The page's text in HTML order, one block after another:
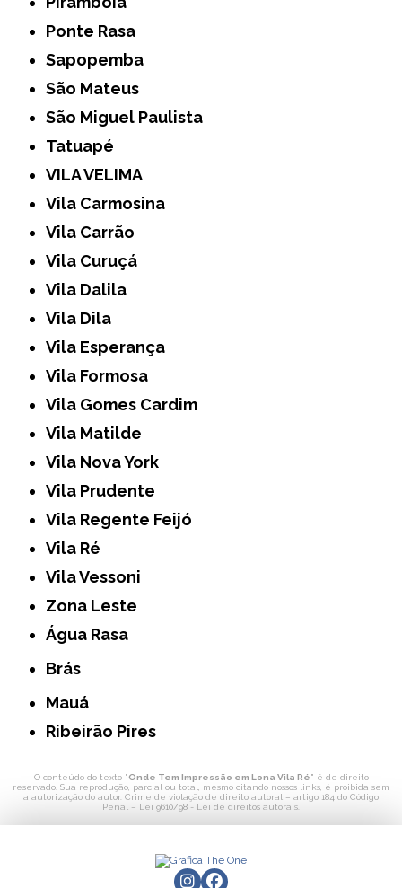
Ponte Rasa
Sapopemba
São Mateus
São Miguel Paulista
Tatuapé
VILA VELIMA
Vila Carmosina
Vila Carrão
Vila Curuçá
Vila Dalila
Vila Dila
Vila Esperança
Vila Formosa
Vila Gomes Cardim
Vila Matilde
Vila Nova York
Vila Prudente
Vila Regente Feijó
Vila Ré
Vila Vessoni
Zona Leste
Água Rasa
Brás
Mauá
Ribeirão Pires
O conteúdo do texto "Onde Tem Impressão em Lona Vila Ré" é de direito
reservado. Sua reprodução, parcial ou total, mesmo citando nossos links, é proibida sem
a autorização do autor. Crime de violação de direito autoral – artigo 184 do Código
Penal – Lei 9610/98 - Lei de direitos autorais